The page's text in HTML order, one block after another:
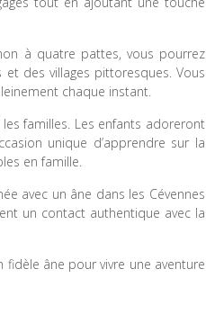
à quatre pattes, vous pourrez
des villages pittoresques. Vous
chaque instant.
familles. Les enfants adoreront
unique d’apprendre sur la
en famille.
avec un âne dans les Cévennes
un contact authentique avec la
fidèle âne pour vivre une aventure